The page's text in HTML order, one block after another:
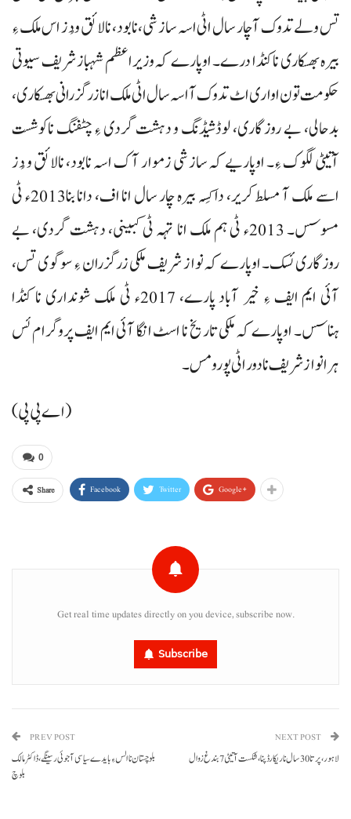
تس ولے تدوک آ چار سال اٹی اسہ سازشی، نابود، نالائق و دُز اس ملک ءِ
بیرہ بھسکاری نا کنڈا درے۔ اوپارے کہ وزیراعظم شہباز شریف سیوتی
حکومت تون اواری اٹ تدوک آ اسہ سال اٹی ملک انا زرگزرانی بھسکاری،
بدحالی، بے روزگاری، لوڈشیڈنگ و دہشت گردی ءِ چٹفنگ ناکوشست
آتیٹی لگوک ءِ۔ اوپاریے کہ سازشی زموار آک اسہ نابود، نالائق و دُز
اسے ملک آ مسلط کریر، دا کِسہ بیرہ چار سال انا اف، دانا بنا2013ء ٹی
مسوسس۔ 2013ء ٹی ہم ملک انا تہہ ٹی کبینی، دہشت گردی، بے
روزگاری ئسک۔ اوپارے کہ نواز شریف ملکی زرگزران ءِ سوگوی تس،
آئی ایم ایف ءِ خیر آباد پارے، 2017ء ٹی ملک شونداری نا کنڈا
ہناسس۔ اوپارے کہ ملکی تاریخ نا اسٹ انگا آئی ایم ایف پروگرام ئس
ہرا نواز شریف نا دور اٹی پورو مس۔
(اے پی پی)
0
Share Facebook Twitter Google+
Get real time updates directly on you device, subscribe now.
Subscribe
PREV POST
بلوچستان نا الس ءِ بایدے سیاسی آجوئی رسینگے، ڈاکٹر مالک
بلوچ
NEXT POST
لاہور، پر تا 30 سال نا ریکارڈ پنا، شکست آتیٹی 7 بندغ زوال